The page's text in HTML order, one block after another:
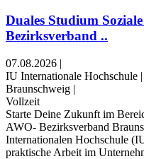
Duales Studium
Bezirksverband ..
07.08.2026 |
IU Internationale Hochschule |
Braunschweig |
Vollzeit
Starte Deine Zukunft im
AWO- Bezirksverband
Internationalen Hochschule
praktische Arbeit im